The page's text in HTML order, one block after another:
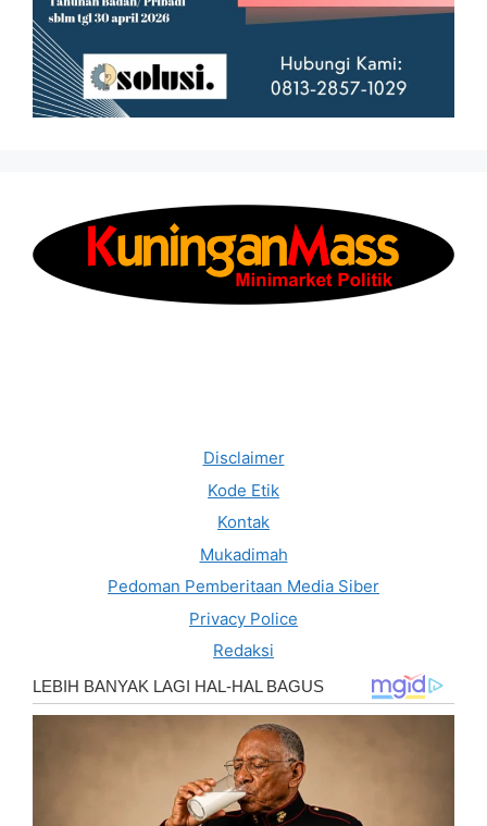
Disclaimer
Kode Etik
Kontak
Mukadimah
Pedoman Pemberitaan Media Siber
Privacy Police
Redaksi